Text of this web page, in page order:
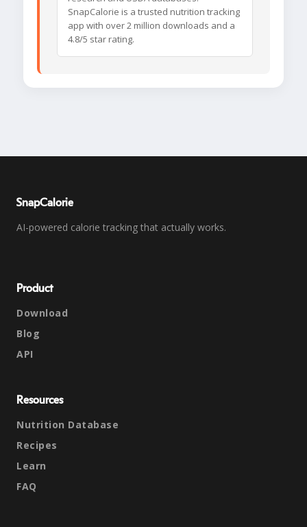
SnapCalorie is a trusted nutrition tracking
app with over 2 million downloads and a
4.8/5 star rating.
SnapCalorie
AI-powered calorie tracking that actually works.
Product
Download
Blog
API
Resources
Nutrition Database
Recipes
Learn
FAQ